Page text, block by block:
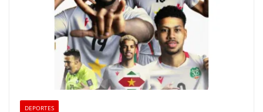
DEPORTES